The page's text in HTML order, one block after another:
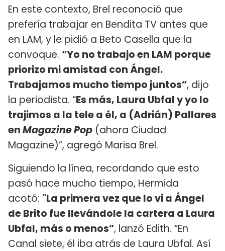
En este contexto, Brel reconoció que
prefería trabajar en Bendita TV antes que
en LAM, y le pidió a Beto Casella que la
convoque. “Yo no trabajo en LAM porque
priorizo mi amistad con Ángel.
Trabajamos mucho tiempo juntos”, dijo
la periodista. “Es más, Laura Ubfal y yo lo
trajimos a la tele a él, a (Adrián) Pallares
enMagazine Pop (ahora Ciudad
Magazine)”, agregó Marisa Brel.
Siguiendo la línea, recordando que esto
pasó hace mucho tiempo, Hermida
acotó: "La primera vez que lo vi a Ángel
de Brito fue llevándole la cartera a Laura
Ubfal, más o menos”, lanzó Edith. “En
Canal siete, él iba atrás de Laura Ubfal. Así